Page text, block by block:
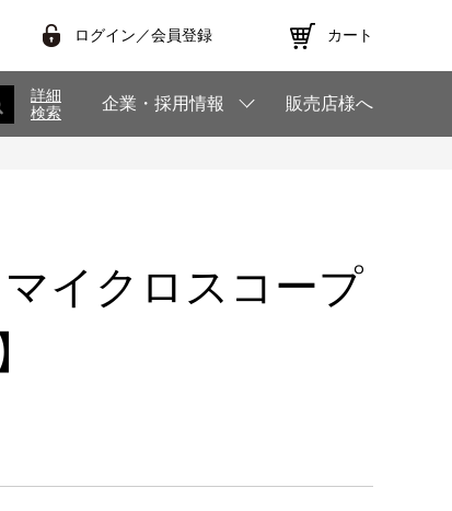
ログイン／会員登録 カート
詳細
検索
企業・採用情報 販売店様へ
イクロスコープ